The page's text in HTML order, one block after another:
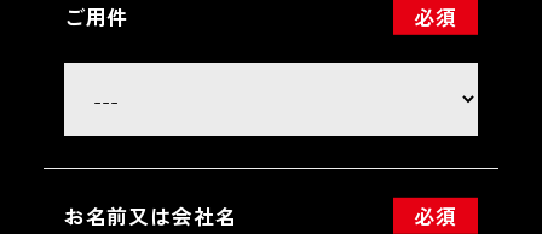
必須
ご用件
必須
お名前又は会社名